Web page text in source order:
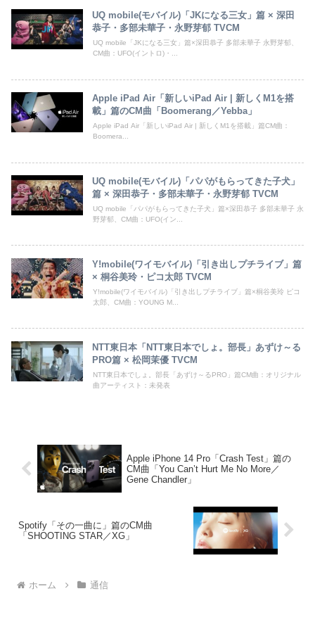
UQ mobile(モバイル)「JKになる三女」篇 × 深田
恭子・多部未華子・永野芽郁 TVCM
UQ mobile「JKになる三女」篇×深田恭子 多部未華子 永野芽郁、
CM曲：UFO(イントロ)・...
Apple iPad Air「新しいiPad Air | 新しくM1を搭
載」篇のCM曲「Boomerang／Yebba」
Apple iPad Air「新しいiPad Air | 新しくM1を搭載」篇CM曲：
Boomera...
UQ mobile(モバイル)「パパがもらってきた子犬」
篇 × 深田恭子・多部未華子・永野芽郁 TVCM
UQ mobile「パパがもらってきた子犬」篇×深田恭子 多部未華子 永
野芽郁、CM曲：UFO(イン...
Y!mobile(ワイモバイル)「引き出しプチライブ」篇
× 桐谷美玲・ピコ太郎 TVCM
Y!mobile(ワイモバイル)「引き出しプチライブ」篇×桐谷美玲 ピコ
太郎、CM曲：YOUNG M...
NTT東日本「NTT東日本でしょ。部長」あずけ～る
PRO篇 × 松岡茉優 TVCM
NTT東日本でしょ。部長「あずけ～るPRO」篇CM曲：オリジナル
曲アーティスト：未発表
Apple iPhone 14 Pro「Crash Test」篇の
CM曲「You Can’t Hurt Me No More／
Gene Chandler」
Spotify「その一曲に」篇のCM曲
「SHOOTING STAR／XG」
ホーム 通信